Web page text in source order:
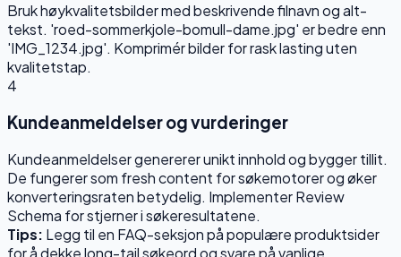
Bruk høykvalitetsbilder med beskrivende filnavn og alt-
tekst. 'roed-sommerkjole-bomull-dame.jpg' er bedre enn
'IMG_1234.jpg'. Komprimér bilder for rask lasting uten
kvalitetstap.
4
Kundeanmeldelser og vurderinger
Kundeanmeldelser genererer unikt innhold og bygger tillit.
De fungerer som fresh content for søkemotorer og øker
konverteringsraten betydelig. Implementer Review
Schema for stjerner i søkeresultatene.
Tips: Legg til en FAQ-seksjon på populære produktsider
for å dekke long-tail søkeord og svare på vanlige